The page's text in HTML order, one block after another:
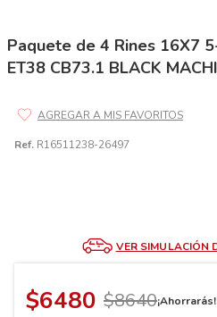
Paquete de 4 Rines 16X7
ET38 CB73.1 BLACK
Ref. R16511238-26497
VER SIMULACIÓN
$6480 $8640¡Ahorrarás!
3.
9.